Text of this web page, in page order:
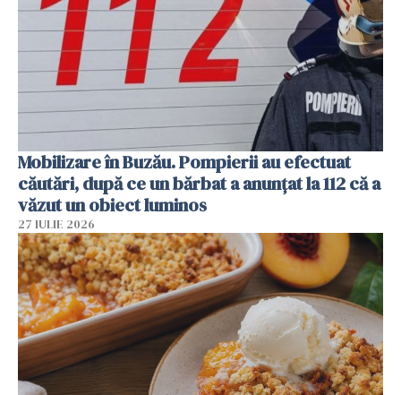
Mobilizare în Buzău. Pompierii au efectuat
căutări, după ce un bărbat a anunțat la 112 că a
văzut un obiect luminos
27 IULIE 2026